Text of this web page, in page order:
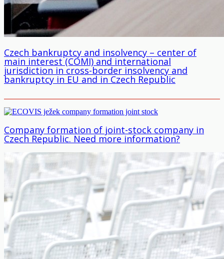
Czech bankruptcy and insolvency – center of
main interest (COMI) and international
jurisdiction in cross-border insolvency and
bankruptcy in EU and in Czech Republic
Company formation of joint-stock company in
Czech Republic. Need more information?